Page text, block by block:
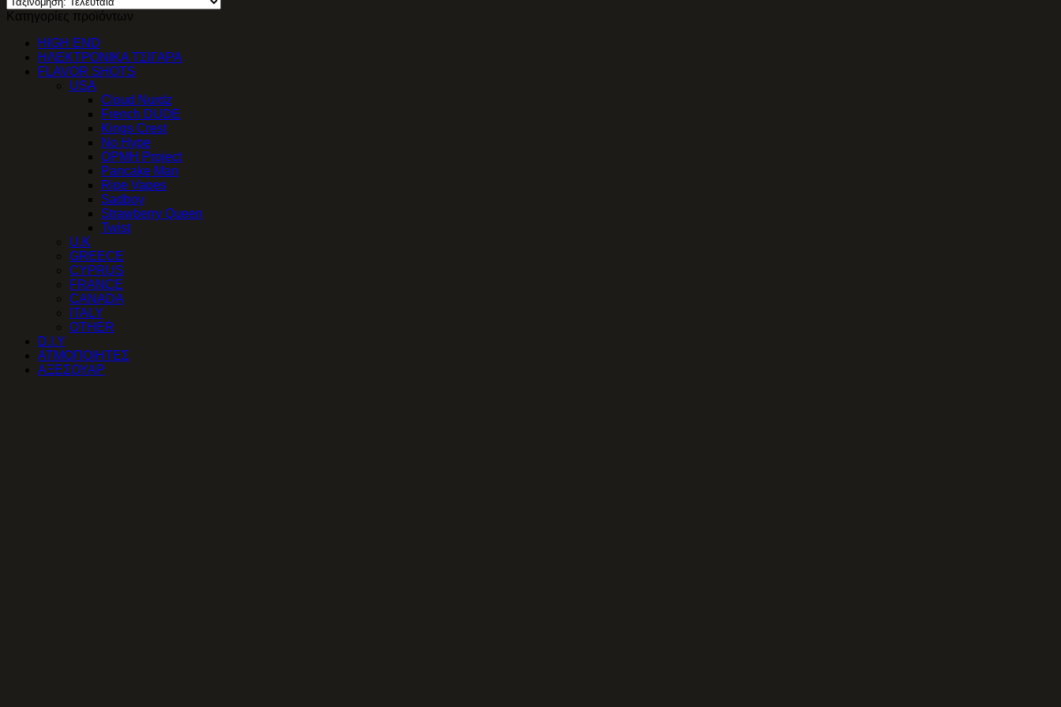
Κατηγορίες προϊόντων
HIGH END
ΗΛΕΚΤΡΟΝΙΚΑ ΤΣΙΓΑΡΑ
FLAVOR SHOTS
USA
Cloud Nurdz
French DUDE
Kings Crest
No Hype
OPMH Project
Pancake Man
Ripe Vapes
Sadboy
Strawberry Queen
Twist
U.K
GREECE
CYPRUS
FRANCE
CANADA
ITALY
OTHER
D.I.Y
ΑΤΜΟΠΟΙΗΤΕΣ
ΑΞΕΣΟΥΑΡ